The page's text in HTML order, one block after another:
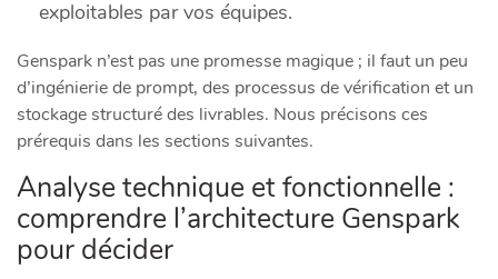
exploitables par vos équipes.
Genspark n’est pas une promesse magique ; il faut un peu
d’ingénierie de prompt, des processus de vérification et un
stockage structuré des livrables. Nous précisons ces
prérequis dans les sections suivantes.
Analyse technique et fonctionnelle :
comprendre l’architecture Genspark
pour décider